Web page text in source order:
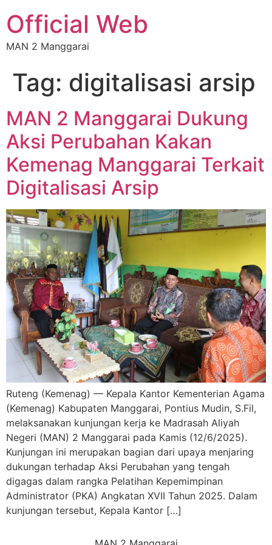
Official Web
MAN 2 Manggarai
Tag: digitalisasi arsip
MAN 2 Manggarai Dukung
Aksi Perubahan Kakan
Kemenag Manggarai Terkait
Digitalisasi Arsip
Ruteng (Kemenag) — Kepala Kantor Kementerian Agama
(Kemenag) Kabupaten Manggarai, Pontius Mudin, S.Fil,
melaksanakan kunjungan kerja ke Madrasah Aliyah
Negeri (MAN) 2 Manggarai pada Kamis (12/6/2025).
Kunjungan ini merupakan bagian dari upaya menjaring
dukungan terhadap Aksi Perubahan yang tengah
digagas dalam rangka Pelatihan Kepemimpinan
Administrator (PKA) Angkatan XVII Tahun 2025. Dalam
kunjungan tersebut, Kepala Kantor […]